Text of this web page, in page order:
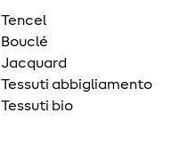
Tencel
Bouclé
Jacquard
Tessuti abbigliamento
Tessuti bio